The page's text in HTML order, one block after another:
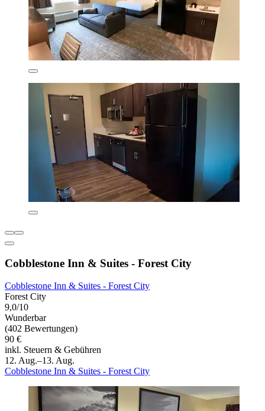
Cobblestone Inn & Suites - Forest City
Cobblestone Inn & Suites - Forest City
Forest City
9,0/10
Wunderbar
(402 Bewertungen)
90 €
inkl. Steuern & Gebühren
12. Aug.–13. Aug.
Cobblestone Inn & Suites - Forest City